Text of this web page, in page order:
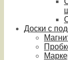
Доски с